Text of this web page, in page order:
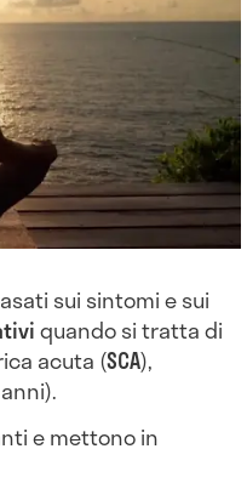
sui sintomi e sui
quando si tratta di
acuta (SCA),
e mettono in